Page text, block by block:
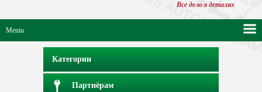
Bсе дело в деталях
Meniu
Категории
Партнёрам